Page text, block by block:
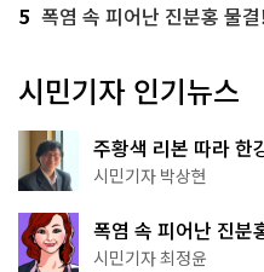
5 폭염 속 피어난 진분홍 물
시민기자 인기뉴스
주황색 리본 따라
서울둘레길 15코스
시민기자 박상현
폭염 속 피어난 진분
무 명소
시민기자 최정윤